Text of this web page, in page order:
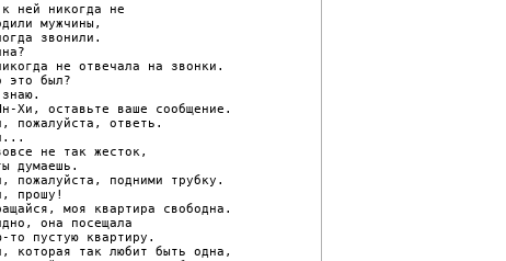
ней никогда не
мужчины,
звонили.
не отвечала на звонки.
это был?
Хи, оставьте ваше сообщение.
пожалуйста, ответь.
не так жесток,
думаешь.
пожалуйста, подними трубку.
прошу!
моя квартира свободна.
она посещала
то пустую квартиру.
которая так любит быть одна,